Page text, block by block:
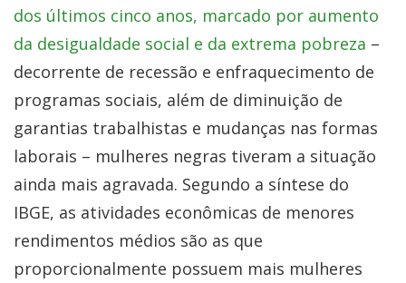
dos últimos cinco anos, marcado por aumento
da desigualdade social e da extrema pobreza –
decorrente de recessão e enfraquecimento de
programas sociais, além de diminuição de
garantias trabalhistas e mudanças nas formas
laborais – mulheres negras tiveram a situação
ainda mais agravada. Segundo a síntese do
IBGE, as atividades econômicas de menores
rendimentos médios são as que
proporcionalmente possuem mais mulheres